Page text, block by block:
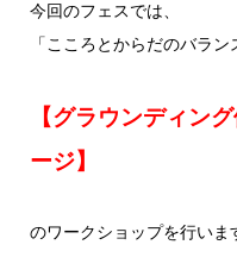
今回のフェスでは、
「こころとからだのバラ
【グラウンディン
ージ】
のワークショップを行いま